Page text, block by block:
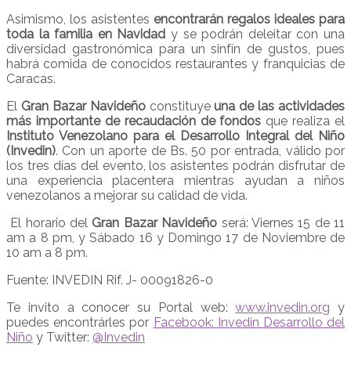
Asimismo, los asistentes encontrarán regalos ideales para
toda la familia en Navidad y se podrán deleitar con una
diversidad gastronómica para un sinfín de gustos, pues
habrá comida de conocidos restaurantes y franquicias de
Caracas.
El Gran Bazar Navideñoconstituyeuna de las actividades
más importante de recaudación de fondos que realiza el
Instituto Venezolano para el Desarrollo Integral del Niño
(Invedin). Con un aporte de Bs. 50 por entrada, válido por
los tres días del evento, los asistentes podrán disfrutar de
una experiencia placentera mientras ayudan a niños
venezolanos a mejorar su calidad de vida.
El horario del Gran Bazar Navideño será: Viernes 15 de 11
am a 8 pm, y Sábado 16 y Domingo 17 de Noviembre de
10 am a 8 pm.
Fuente: INVEDIN Rif. J- 00091826-0
Te invito a conocer su Portal web:www.invedin.org y
puedes encontrárles por Facebook: Invedin Desarrollo del
Niño y Twitter: @Invedin